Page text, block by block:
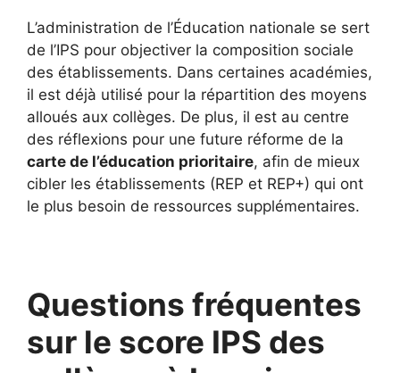
L’administration de l’Éducation nationale se sert
de l’IPS pour objectiver la composition sociale
des établissements. Dans certaines académies,
il est déjà utilisé pour la répartition des moyens
alloués aux collèges. De plus, il est au centre
des réflexions pour une future réforme de la
carte de l’éducation prioritaire, afin de mieux
cibler les établissements (REP et REP+) qui ont
le plus besoin de ressources supplémentaires.
Questions fréquentes
sur le score IPS des